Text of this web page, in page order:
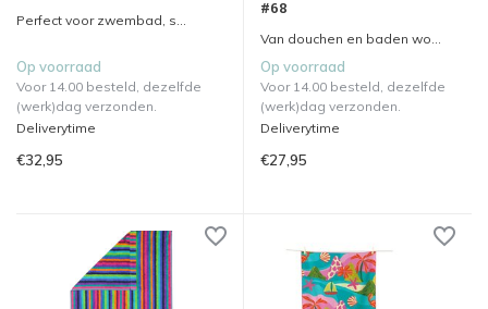
Perfect voor zwembad, s...
Op voorraad
Voor 14.00 besteld, dezelfde
(werk)dag verzonden.
Deliverytime
€32,95
#68
Van douchen en baden wo...
Op voorraad
Voor 14.00 besteld, dezelfde
(werk)dag verzonden.
Deliverytime
€27,95